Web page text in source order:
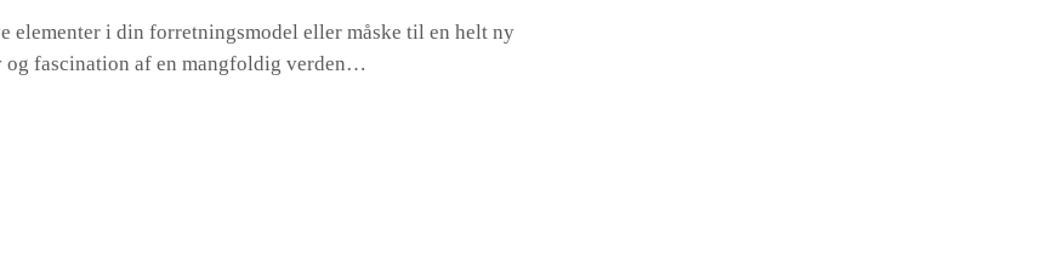
i din forretningsmodel eller måske til en helt ny
fascination af en mangfoldig verden…